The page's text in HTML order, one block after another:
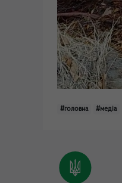
#головна #медіа